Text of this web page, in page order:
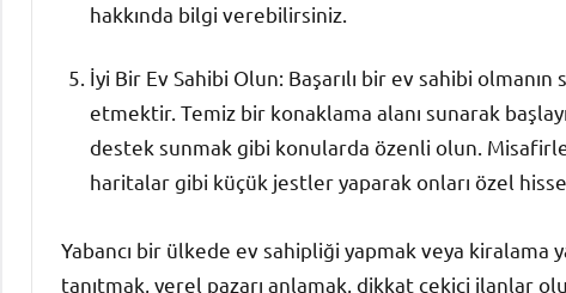
hakkında bilgi verebilirsiniz.
İyi Bir Ev Sahibi Olun: Başarılı bir ev sahibi
etmektir. Temiz bir konaklama alanı sunarak
destek sunmak gibi konularda özenli olun.
haritalar gibi küçük jestler yaparak onları özel
Yabancı bir ülkede ev sahipliği yapmak veya
tanıtmak, yerel pazarı anlamak, dikkat çekici ilanlar